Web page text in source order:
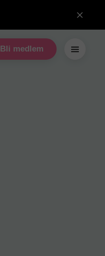
Bli medlem